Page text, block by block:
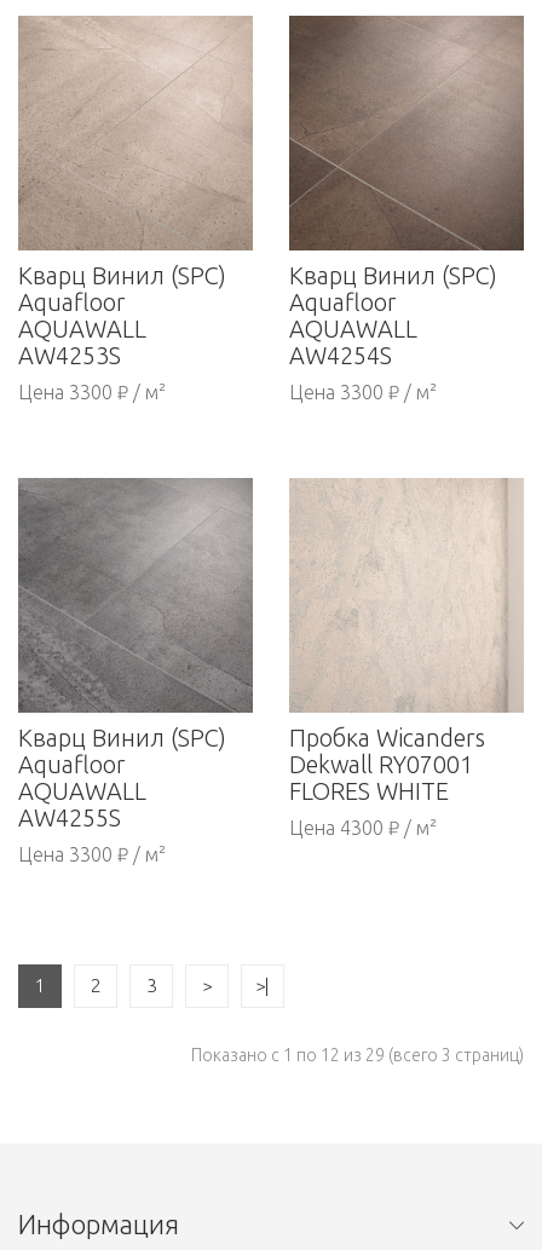
Кварц Винил (SPC)
Aquafloor
AQUAWALL
AW4253S
Цена 3300 ₽ / м²
Кварц Винил (SPC)
Aquafloor
AQUAWALL
AW4254S
Цена 3300 ₽ / м²
Кварц Винил (SPC)
Aquafloor
AQUAWALL
AW4255S
Цена 3300 ₽ / м²
Пробка Wicanders
Dekwall RY07001
FLORES WHITE
Цена 4300 ₽ / м²
1 2 3 > >|
Показано с 1 по 12 из 29 (всего 3 страниц)
Информация